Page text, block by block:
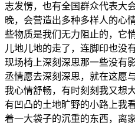
志发愣，也有全国群众代表大
晚，会营造出多种多样人的心
些物质是我们无力阻止的，它
儿地儿地的走了，连脚印也没
现场椅上深刻深思那一些没有
丞情愿去深刻深思，就在这愿
我心情舒畅，有时刻刻我又想
有凹凸的土地旷野的小路上我
着一大袋子的沉重的东西，离